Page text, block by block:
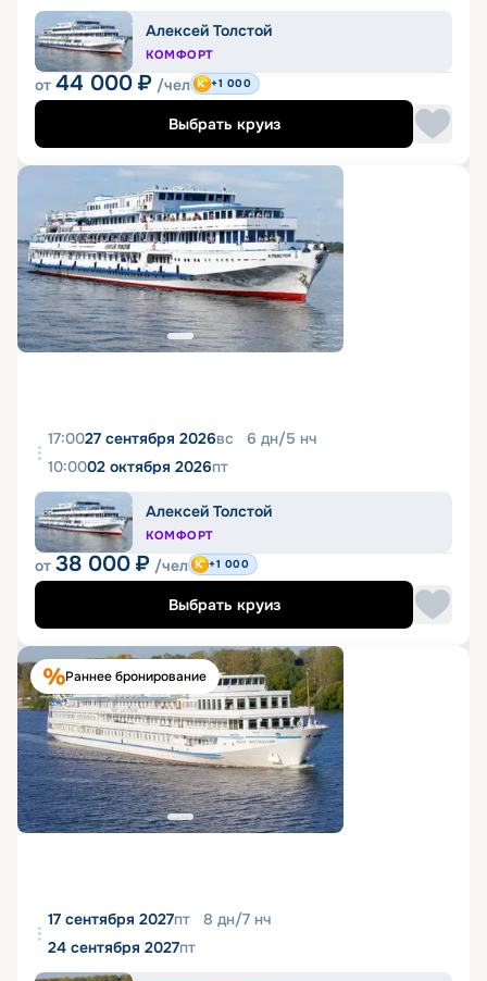
Алексей Толстой
КОМФОРТ
от 44 000 ₽ /чел +1 000
Выбрать круиз
17:0027 сентября 2026вс 6 дн/5 нч
10:0002 октября 2026пт
Алексей Толстой
КОМФОРТ
от 38 000 ₽ /чел +1 000
Выбрать круиз
Раннее бронирование
17 сентября 2027пт 8 дн/7 нч
24 сентября 2027пт